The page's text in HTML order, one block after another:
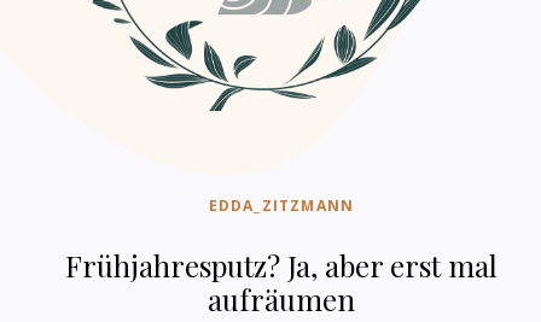
EDDA_ZITZMANN
Frühjahresputz? Ja, aber erst mal
aufräumen